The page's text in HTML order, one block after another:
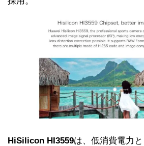
HiSilicon HI3559は、低消費電力